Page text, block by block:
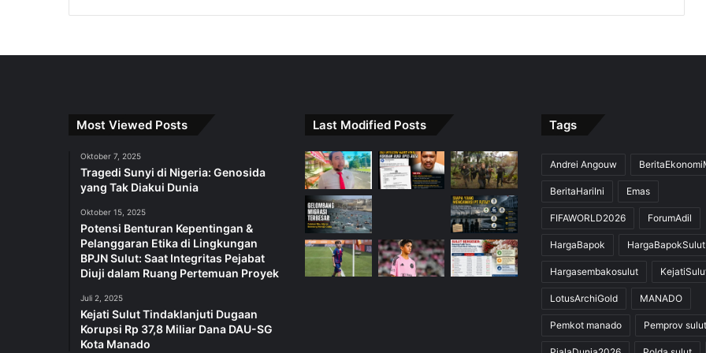
Most Viewed Posts
Oktober 7, 2025
Tragedi Sunyi di Nigeria: Genosida
yang Tak Diakui Dunia
Oktober 15, 2025
Potensi Benturan Kepentingan &
Pelanggaran Etika di Lingkungan
BPJN Sulut: Saat Integritas Pejabat
Diuji dalam Ruang Pertemuan Proyek
Juli 2, 2025
Kejati Sulut Tindaklanjuti Dugaan
Korupsi Rp 37,8 Miliar Dana DAU-SG
Kota Manado
Last Modified Posts Tags
Andrei Angouw
BeritaHariIni Emas
FIFAWORLD2026 ForumAdil
HargaBapok HargaBapokSulut
Hargasembakosulut
LotusArchiGold MANADO
Pemkot manado Pemprov sulut